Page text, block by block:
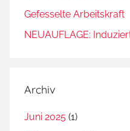
Gefesselte Arbeitskraft
NEUAUFLAGE:
Archiv
Juni 2025 (1)